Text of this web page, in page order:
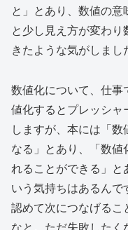
と」とあり、数値の
と少し見え方が変わ
きたような気がしまし
数値化について、仕
値化するとプレッシ
しますが、本には「
なる」とあり、「数
れることができる」と
いう気持ちはあるん
認めて次につなげる